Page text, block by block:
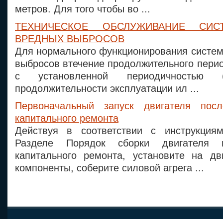
метров. Для того чтобы во ...
ТЕХНИЧЕСКОЕ ОБСЛУЖИВАНИЕ
ВРЕДНЫХ ВЫБРОСОВ
Для нормального функционирования
выбросов втечение продолжительного
с установленной периодичностью
продолжительности эксплуатации ил ...
Первоначальный запуск двигателя
капитального ремонта
Действуя в соответствии с
Разделе Порядок сборки двигателя
капитального ремонта, установите на
компоненты, соберите силовой агрега ...